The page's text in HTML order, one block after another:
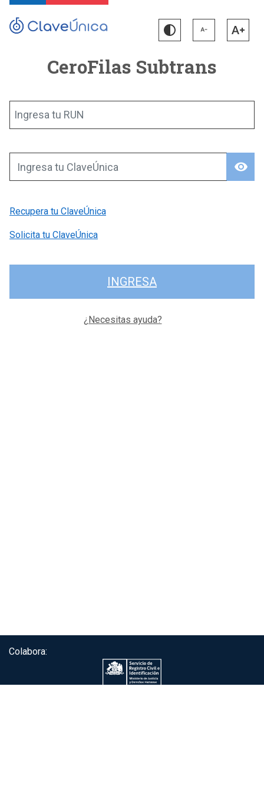
CeroFilas Subtrans
Ingresa tu RUN
visibility
Ingresa tu ClaveÚnica
Recupera tu ClaveÚnica
Solicita tu ClaveÚnica
INGRESA
¿Necesitas ayuda?
Colabora: